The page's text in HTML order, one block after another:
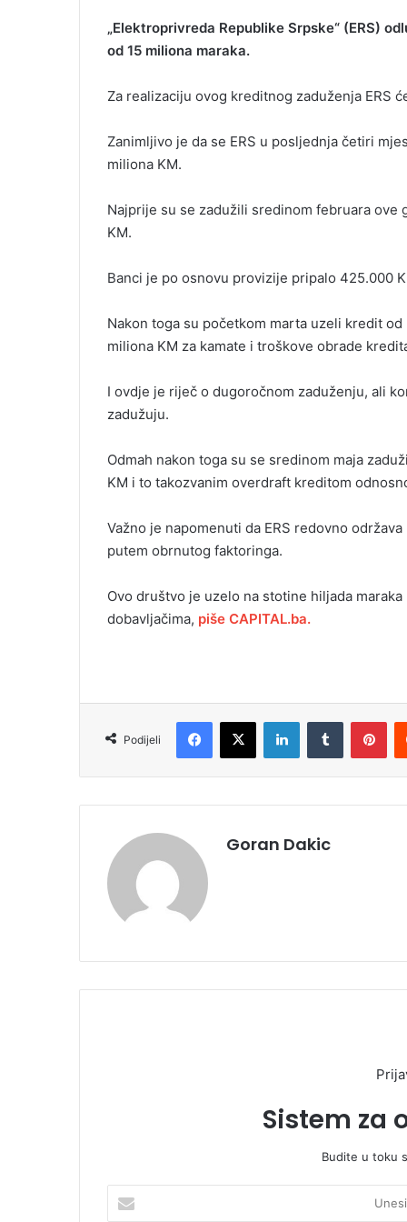
„Elektroprivreda Republike Srpske“ (ERS)
od 15 miliona maraka.
Za realizaciju ovog kreditnog zaduženja ERS
Zanimljivo je da se ERS u posljednja četiri
miliona KM.
Najprije su se zadužili sredinom februara ove
KM.
Banci je po osnovu provizije pripalo 425.000
Nakon toga su početkom marta uzeli kredit
miliona KM za kamate i troškove obrade
I ovdje je riječ o dugoročnom zaduženju, ali
zadužuju.
Odmah nakon toga su se sredinom maja
KM i to takozvanim overdraft kreditom
Važno je napomenuti da ERS redovno
putem obrnutog faktoringa.
Ovo društvo je uzelo na stotine hiljada
dobavljačima, piše CAPITAL.ba.
Podijeli
Goran Dakic
Sistem za
Budite u toku